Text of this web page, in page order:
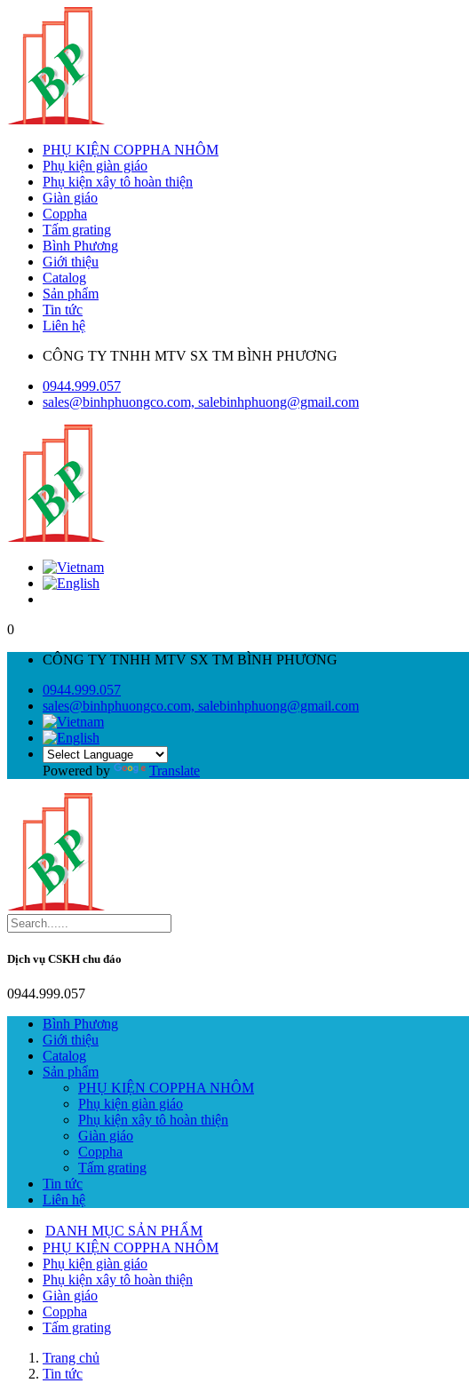
PHỤ KIỆN COPPHA NHÔM
Phụ kiện giàn giáo
Phụ kiện xây tô hoàn thiện
Giàn giáo
Coppha
Tấm grating
Bình Phương
Giới thiệu
Catalog
Sản phẩm
Tin tức
Liên hệ
CÔNG TY TNHH MTV SX TM BÌNH PHƯƠNG
0944.999.057
sales@binhphuongco.com, salebinhphuong@gmail.com
0
CÔNG TY TNHH MTV SX TM BÌNH PHƯƠNG
0944.999.057
sales@binhphuongco.com, salebinhphuong@gmail.com
Powered by Translate
Dịch vụ CSKH chu đáo
0944.999.057
Bình Phương
Giới thiệu
Catalog
Sản phẩm
PHỤ KIỆN COPPHA NHÔM
Phụ kiện giàn giáo
Phụ kiện xây tô hoàn thiện
Giàn giáo
Coppha
Tấm grating
Tin tức
Liên hệ
DANH MỤC SẢN PHẨM
PHỤ KIỆN COPPHA NHÔM
Phụ kiện giàn giáo
Phụ kiện xây tô hoàn thiện
Giàn giáo
Coppha
Tấm grating
Trang chủ
Tin tức